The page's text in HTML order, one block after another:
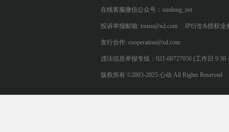
在线客服微信公众号：xindong_net
投诉举报邮箱: tousu@xd.com IP衍生&授权业
发行合作: cooperation@xd.com
违法信息举报专线：021-60727056 (工作日 9:30
版权所有 ©2003-2025 心动 All Rights Reserved